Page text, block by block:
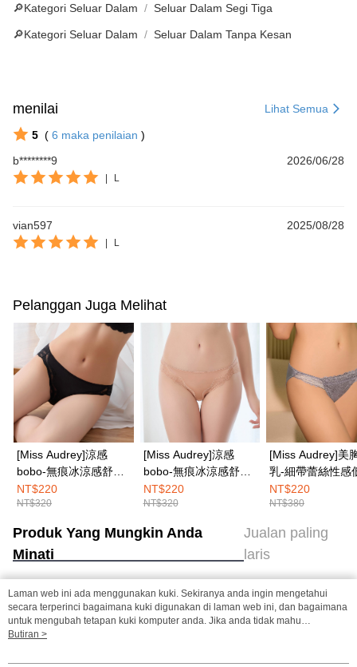
🔎Kategori Seluar Dalam Seluar Dalam Segi Tiga
🔎Kategori Seluar Dalam Seluar Dalam Tanpa Kesan
menilai Lihat Semua
5 ( 6 maka penilaian )
b********9
2026/06/28
| L
vian597 2025/08/28
| L
Pelanggan Juga Melihat
[Miss Audrey]涼感
bobo-無痕冰涼感舒適
親膚三角內褲-自信黑
NT$220
NT$320
[Miss Audrey]涼感
bobo-無痕冰涼感舒適
親膚三角內褲-裸感膚
NT$220
NT$320
[Miss Audrey]美
乳-細帶蕾絲性感
三角內褲-迷人灰
NT$220
NT$380
Produk Yang Mungkin Anda
Minati
Jualan paling
laris
Tag Popular
Laman web ini ada menggunakan kuki. Sekiranya anda ingin mengetahui
secara terperinci bagaimana kuki digunakan di laman web ini, dan bagaimana
untuk mengubah tetapan kuki komputer anda. Jika anda tidak mahu
menggunakan kuki di komputer anda, sila rujuk penerangan mengenai kuki.
mengetahui secara terperinci bagaimana kuki digunakan di laman web ini,
Butiran >